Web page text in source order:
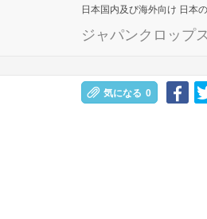
日本国内及び海外向け 日本
ジャパンクロップ
気になる 0